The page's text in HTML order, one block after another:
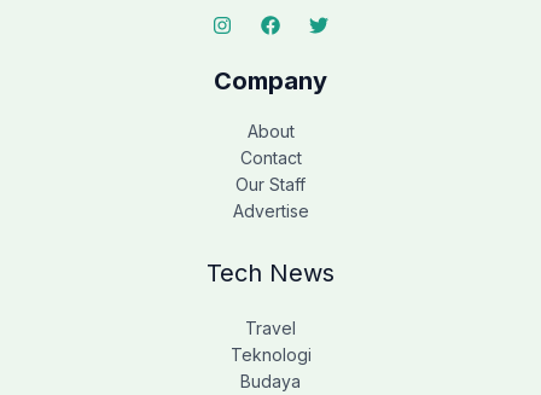
Company
About
Contact
Our Staff
Advertise
Tech News
Travel
Teknologi
Budaya